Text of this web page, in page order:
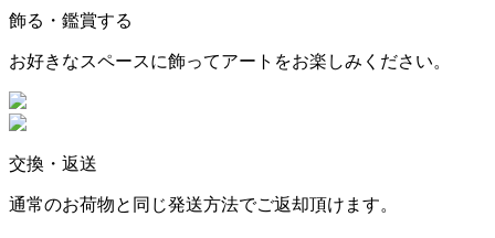
飾る・鑑賞する
お好きなスペースに飾ってアートをお楽しみください。
交換・返送
通常のお荷物と同じ発送方法でご返却頂けます。